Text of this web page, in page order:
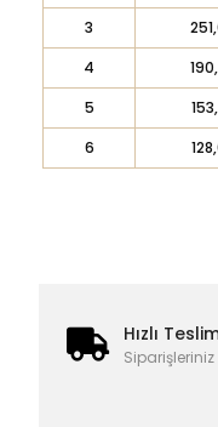
3
4
5
6
Hızlı
Siparişleriniz